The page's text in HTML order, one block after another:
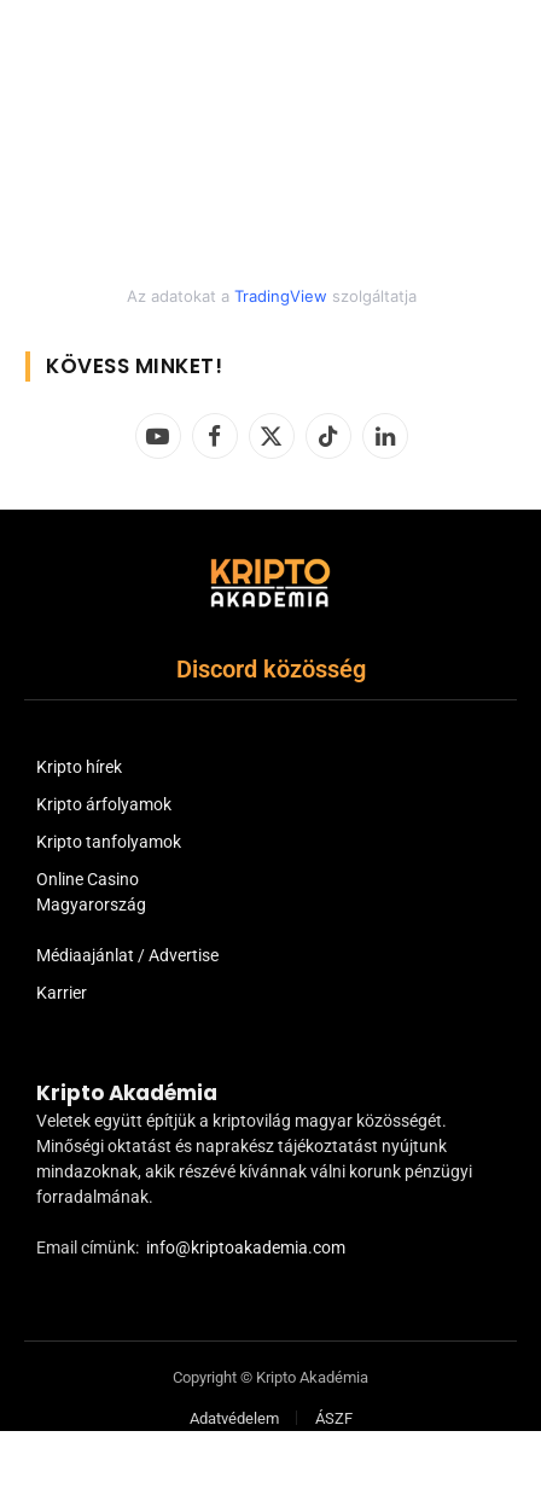
Az adatokat a TradingView szolgáltatja
KÖVESS MINKET!
YouTubeFacebook
X
TikTok LinkedIn
Discord közösség
Kripto hírek
Kripto árfolyamok
Kripto tanfolyamok
Online Casino
Magyarország
Médiaajánlat / Advertise
Karrier
Kripto Akadémia
Veletek együtt építjük a kriptovilág magyar közösségét.
Minőségi oktatást és naprakész tájékoztatást nyújtunk
mindazoknak, akik részévé kívánnak válni korunk pénzügyi
forradalmának.
Email címünk: info@kriptoakademia.com
Copyright © Kripto Akadémia
Adatvédelem ÁSZF